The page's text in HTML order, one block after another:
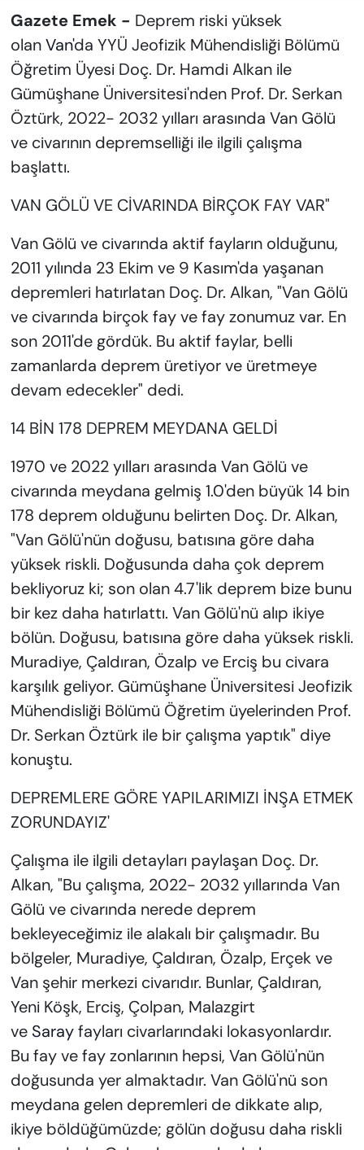
Gazete Emek - Deprem riski yüksek
olanVan'da YYÜ Jeofizik Mühendisliği Bölümü
Öğretim Üyesi Doç. Dr. Hamdi Alkan ile
Gümüşhane Üniversitesi'nden Prof. Dr. Serkan
Öztürk, 2022- 2032 yılları arasında Van Gölü
ve civarının depremselliği ile ilgili çalışma
başlattı.
VAN GÖLÜ VE CİVARINDA BİRÇOK FAY VAR"
Van Gölü ve civarında aktif fayların olduğunu,
2011 yılında 23 Ekim ve 9 Kasım'da yaşanan
depremleri hatırlatan Doç. Dr. Alkan, "Van Gölü
ve civarında birçok fay ve fay zonumuz var. En
son 2011'de gördük. Bu aktif faylar, belli
zamanlarda deprem üretiyor ve üretmeye
devam edecekler" dedi.
14 BİN 178 DEPREM MEYDANA GELDİ
1970 ve 2022 yılları arasında Van Gölü ve
civarında meydana gelmiş 1.0'den büyük 14 bin
178 deprem olduğunu belirten Doç. Dr. Alkan,
"Van Gölü'nün doğusu, batısına göre daha
yüksek riskli. Doğusunda daha çok deprem
bekliyoruz ki; son olan 4.7'lik deprem bize bunu
bir kez daha hatırlattı. Van Gölü'nü alıp ikiye
bölün. Doğusu, batısına göre daha yüksek riskli.
Muradiye, Çaldıran, Özalp ve Erciş bu civara
karşılık geliyor. Gümüşhane Üniversitesi Jeofizik
Mühendisliği Bölümü Öğretim üyelerinden Prof.
Dr. Serkan Öztürk ile bir çalışma yaptık" diye
konuştu.
DEPREMLERE GÖRE YAPILARIMIZI İNŞA ETMEK
ZORUNDAYIZ'
Çalışma ile ilgili detayları paylaşan Doç. Dr.
Alkan, "Bu çalışma, 2022- 2032 yıllarında Van
Gölü ve civarında nerede deprem
bekleyeceğimiz ile alakalı bir çalışmadır. Bu
bölgeler, Muradiye, Çaldıran, Özalp, Erçek ve
Van şehir merkezi civarıdır. Bunlar, Çaldıran,
Yeni Köşk, Erciş, Çolpan, Malazgirt
ve Sarayfayları civarlarındaki lokasyonlardır.
Bu fay ve fay zonlarının hepsi, Van Gölü'nün
doğusunda yer almaktadır. Van Gölü'nü son
meydana gelen depremleri de dikkate alıp,
ikiye böldüğümüzde; gölün doğusu daha riskli
VAN VE DİYARBAKIR HABERLERİ